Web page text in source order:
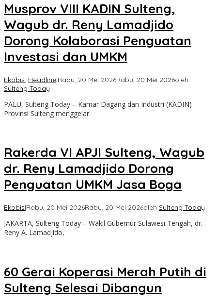
Musprov VIII KADIN Sulteng,
Wagub dr. Reny Lamadjido
Dorong Kolaborasi Penguatan
Investasi dan UMKM
Ekobis, Headline|Rabu, 20 Mei 2026Rabu, 20 Mei 2026oleh
Sulteng Today
PALU, Sulteng Today – Kamar Dagang dan Industri (KADIN)
Provinsi Sulteng menggelar
Rakerda VI APJI Sulteng, Wagub
dr. Reny Lamadjido Dorong
Penguatan UMKM Jasa Boga
Ekobis|Rabu, 20 Mei 2026Rabu, 20 Mei 2026oleh Sulteng Today
JAKARTA, Sulteng Today – Wakil Gubernur Sulawesi Tengah, dr.
Reny A. Lamadjido,
60 Gerai Koperasi Merah Putih di
Sulteng Selesai Dibangun